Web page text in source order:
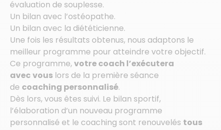
évaluation de souplesse.
Un bilan avec l’ostéopathe.
Un bilan avec la diététicienne.
Une fois les résultats obtenus, nous adaptons le
meilleur programme pour atteindre votre objectif.
Ce programme,votre coach l’exécutera
avecvous lors de la première séance
de coaching personnalisé.
Dès lors, vous êtes suivi. Le bilan sportif,
l’élaboration d’un nouveau programme
personnalisé et le coaching sont renouvelés tous